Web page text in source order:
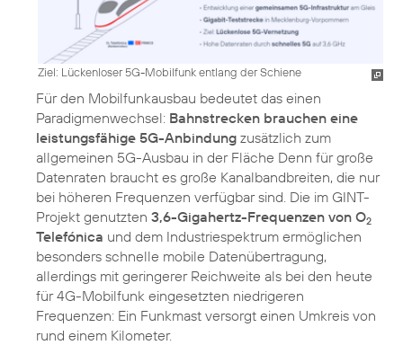
Ziel: Lückenloser 5G-Mobilfunk entlang der Schiene
Für den Mobilfunkausbau bedeutet das einen
Paradigmenwechsel: Bahnstrecken brauchen eine
leistungsfähige 5G-Anbindung zusätzlich zum
allgemeinen 5G-Ausbau in der Fläche Denn für große
Datenraten braucht es große Kanalbandbreiten, die nur
bei höheren Frequenzen verfügbar sind. Die im GINT-
Projekt genutzten 3,6-Gigahertz-Frequenzen von O2
Telefónica und dem Industriespektrum ermöglichen
besonders schnelle mobile Datenübertragung,
allerdings mit geringerer Reichweite als bei den heute
für 4G-Mobilfunk eingesetzten niedrigeren
Frequenzen: Ein Funkmast versorgt einen Umkreis von
rund einem Kilometer.